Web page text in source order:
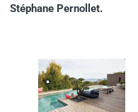
Stéphane Pernollet.